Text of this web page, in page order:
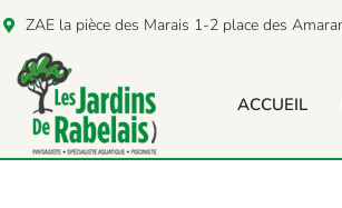
ZAE la pièce des Marais 1-2 place des
ACCUEIL